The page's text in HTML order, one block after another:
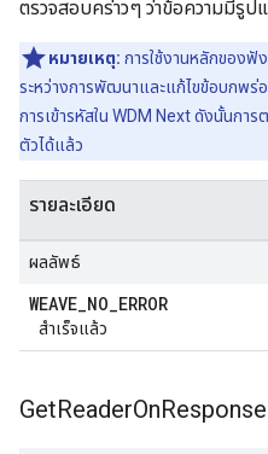
ตรวจสอบคร่าวๆ ว่าข้อความมีรู
หมายเหตุ: การใช้งานหลักของฟั
ระหว่างการพัฒนาและแก้ไขข้อบกพร่
การเข้ารหัสใน WDM Next ดังนั้นกา
ตัวได้แล้ว
รายละเอียด
ผลลัพธ์
WEAVE_NO_ERROR
สำเร็จแล้ว
GetReaderOnResponse